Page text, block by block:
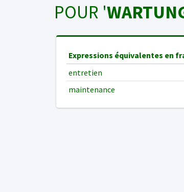
POUR '
Expressions équivalentes en
entretien
maintenance